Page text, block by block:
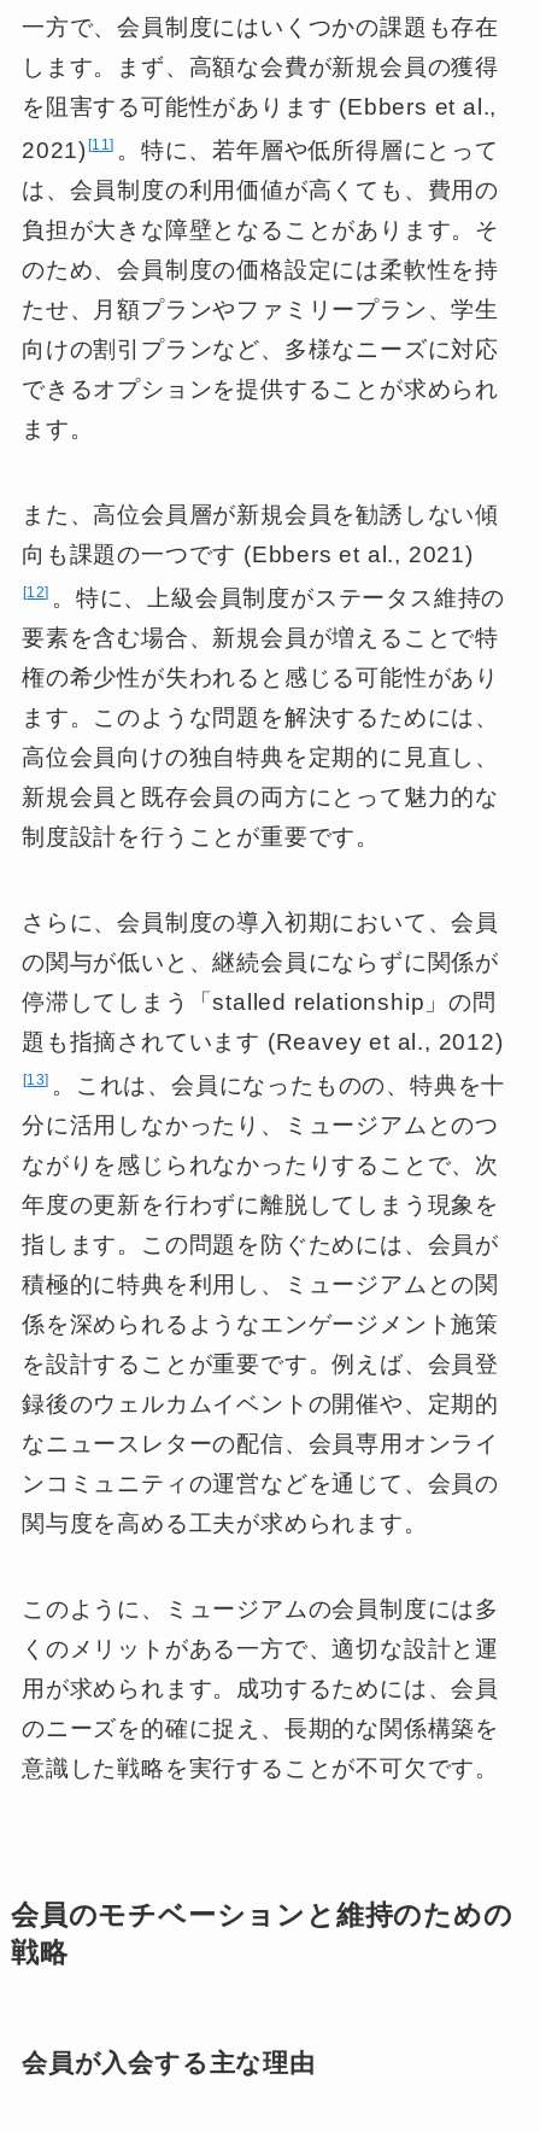
一方で、会員制度にはいくつかの課題も存在
します。まず、高額な会費が新規会員の獲得
を阻害する可能性があります (Ebbers et al.,
2021) 11 。特に、若年層や低所得層にとって
は、会員制度の利用価値が高くても、費用の
負担が大きな障壁となることがあります。そ
のため、会員制度の価格設定には柔軟性を持
たせ、月額プランやファミリープラン、学生
向けの割引プランなど、多様なニーズに対応
できるオプションを提供することが求められ
ます。
また、高位会員層が新規会員を勧誘しない傾
向も課題の一つです (Ebbers et al., 2021)
12 。特に、上級会員制度がステータス維持の
要素を含む場合、新規会員が増えることで特
権の希少性が失われると感じる可能性があり
ます。このような問題を解決するためには、
高位会員向けの独自特典を定期的に見直し、
新規会員と既存会員の両方にとって魅力的な
制度設計を行うことが重要です。
さらに、会員制度の導入初期において、会員
の関与が低いと、継続会員にならずに関係が
停滞してしまう「stalled relationship」の問
題も指摘されています (Reavey et al., 2012)
13 。これは、会員になったものの、特典を十
分に活用しなかったり、ミュージアムとのつ
ながりを感じられなかったりすることで、次
年度の更新を行わずに離脱してしまう現象を
指します。この問題を防ぐためには、会員が
積極的に特典を利用し、ミュージアムとの関
係を深められるようなエンゲージメント施策
を設計することが重要です。例えば、会員登
録後のウェルカムイベントの開催や、定期的
なニュースレターの配信、会員専用オンライ
ンコミュニティの運営などを通じて、会員の
関与度を高める工夫が求められます。
このように、ミュージアムの会員制度には多
くのメリットがある一方で、適切な設計と運
用が求められます。成功するためには、会員
のニーズを的確に捉え、長期的な関係構築を
意識した戦略を実行することが不可欠です。
会員のモチベーションと維持のための
戦略
会員が入会する主な理由